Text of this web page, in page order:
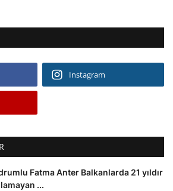
Instagram
Fatma Anter Balkanlarda 21 yıldır
...